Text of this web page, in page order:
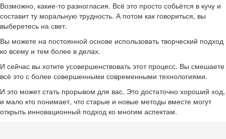
Возможно, какие-то разногласия. Всё это просто собьётся в кучу и
составит ту моральную трудность. А потом как говориться, вы
выберетесь на свет.
Вы можете на постоянной основе использовать творческий подход
ко всему и тем более в делах.
И сейчас вы хотите усовершенствовать этот процесс. Вы смешаете
всё это с более совершенными современными технологиями.
И это может стать прорывом для вас. Это достаточно хороший ход,
и мало кто понимает, что старые и новые методы вместе могут
открыть инновационный подход ко многим аспектам.